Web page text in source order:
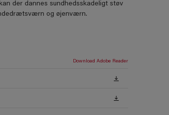
der dannes sundhedsskadeligt støv
og øjenværn.
Download Adobe Reader